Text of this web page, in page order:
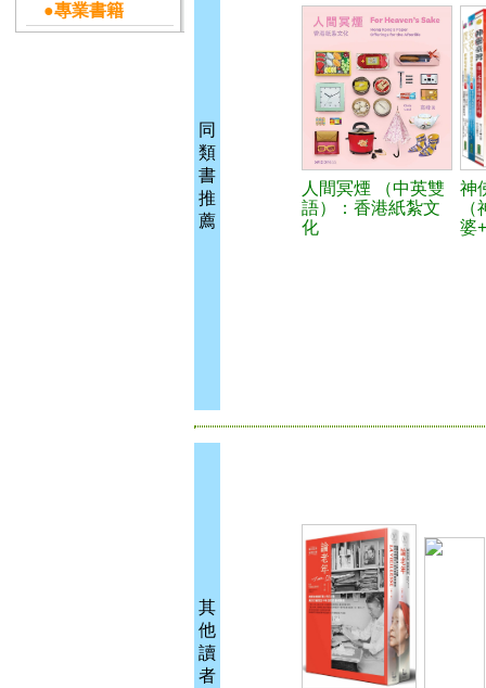
●專業書籍
同
類
書
推
薦
人間冥煙 （中英雙
語）：香港紙紮文
化
神
婆
其
他
讀
者